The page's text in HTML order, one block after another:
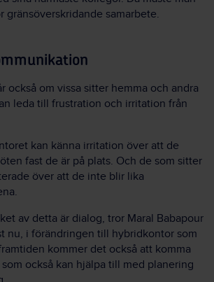
gränsöverskridande samarbete.
också om vissa sitter hemma och andra
leda till frustration och irritation från
kan känna irritation över att de
fast de är på plats. Och de som sitter
över att de inte blir lika
av detta är dialog, tror Maral Babapour
nu, i förändringen till hybridkontor som
kommer det också att komma
också kan hjälpa till med planering